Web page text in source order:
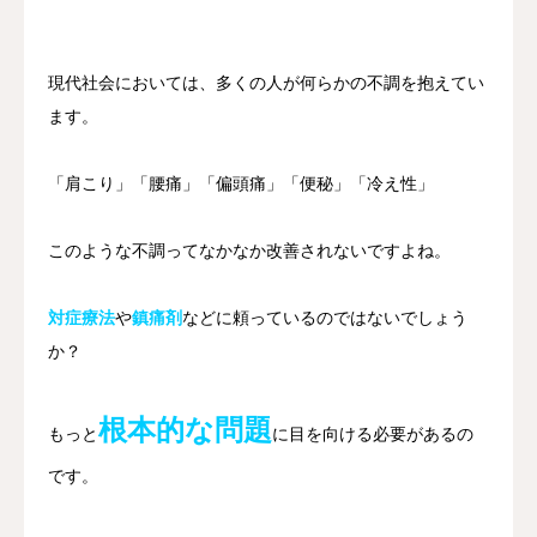
現代社会においては、多くの人が何らかの不調を抱えてい
ます。
「肩こり」「腰痛」「偏頭痛」「便秘」「冷え性」
このような不調ってなかなか改善されないですよね。
対症療法や鎮痛剤などに頼っているのではないでしょう
か？
もっと根本的な問題に目を向ける必要があるの
です。
アクセス